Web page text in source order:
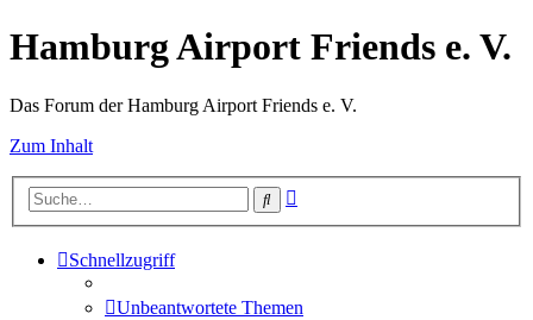
Hamburg Airport Friends e. V.
Das Forum der Hamburg Airport Friends e. V.
Zum Inhalt
Suche
Schnellzugriff
Unbeantwortete Themen